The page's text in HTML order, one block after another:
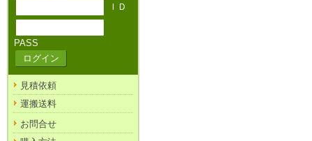
ＩＤ
PASS
見積依頼
運搬送料
お問合せ